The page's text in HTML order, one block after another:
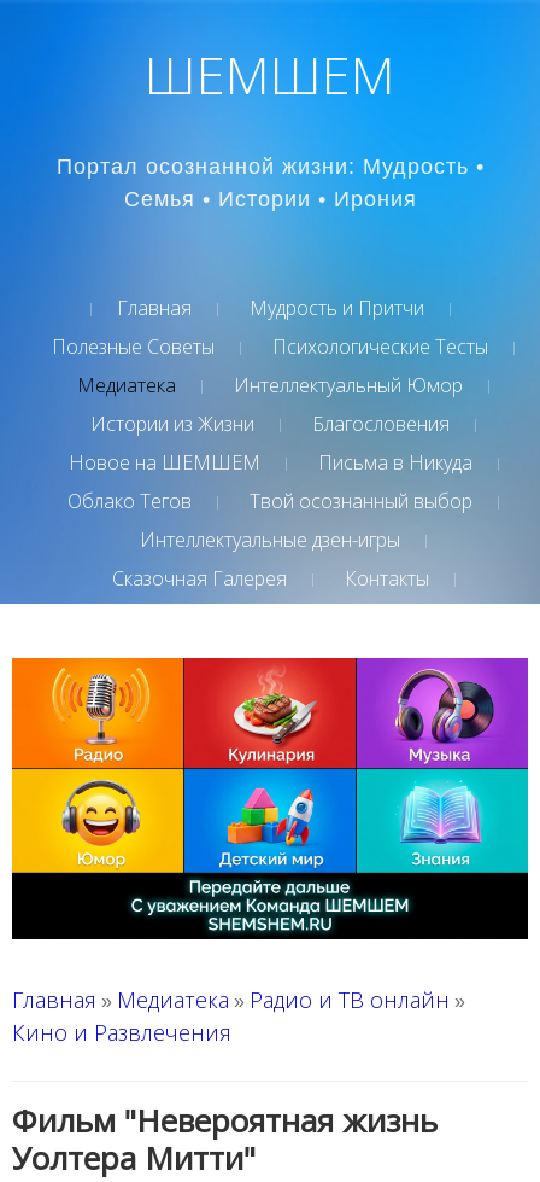
ШЕМШЕМ
Портал осознанной жизни: Мудрость •
Семья • Истории • Ирония
Главная
Мудрость и Притчи
Полезные Советы
Психологические Тесты
Медиатека
Интеллектуальный Юмор
Истории из Жизни
Благословения
Новое на ШЕМШЕМ
Письма в Никуда
Облако Тегов
Твой осознанный выбор
Интеллектуальные дзен-игры
Сказочная Галерея
Контакты
Главная » Медиатека » Радио и ТВ онлайн »
Кино и Развлечения
Фильм "Невероятная жизнь
Уолтера Митти"